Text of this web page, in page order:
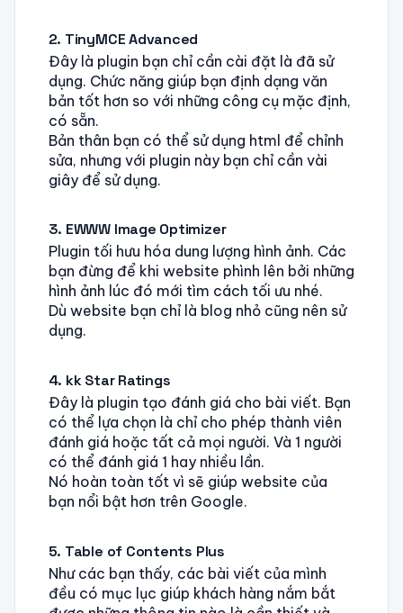
2. TinyMCE Advanced
Đây là plugin bạn chỉ cần cài đặt là đã sử
dụng. Chức năng giúp bạn định dạng văn
bản tốt hơn so với những công cụ mặc định,
có sẵn.
Bản thân bạn có thể sử dụng html để chỉnh
sửa, nhưng với plugin này bạn chỉ cần vài
giây để sử dụng.
3. EWWW Image Optimizer
Plugin tối hưu hóa dung lượng hình ảnh. Các
bạn đừng để khi website phình lên bởi những
hình ảnh lúc đó mới tìm cách tối ưu nhé.
Dù website bạn chỉ là blog nhỏ cũng nên sử
dụng.
4. kk Star Ratings
Đây là plugin tạo đánh giá cho bài viết. Bạn
có thể lựa chọn là chỉ cho phép thành viên
đánh giá hoặc tất cả mọi người. Và 1 người
có thể đánh giá 1 hay nhiều lần.
Nó hoàn toàn tốt vì sẽ giúp website của
bạn nổi bật hơn trên Google.
5. Table of Contents Plus
Như các bạn thấy, các bài viết của mình
đều có mục lục giúp khách hàng nắm bắt